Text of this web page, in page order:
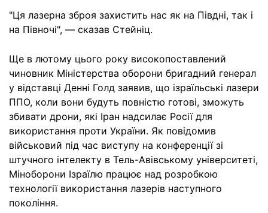
"Ця лазерна зброя захистить нас як на Півдні, так і
на Півночі", — сказав Стейніц.
Ще в лютому цього року високопоставлений
чиновник Міністерства оборони бригадний генерал
у відставці Денні Голд заявив, що ізраїльські лазери
ППО, коли вони будуть повністю готові, зможуть
збивати дрони, які Іран надсилає Росії для
використання проти України. Як повідомив
військовий під час виступу на конференції зі
штучного інтелекту в Тель-Авівському університеті,
Міноборони Ізраїлю працює над розробкою
технології використання лазерів наступного
покоління.